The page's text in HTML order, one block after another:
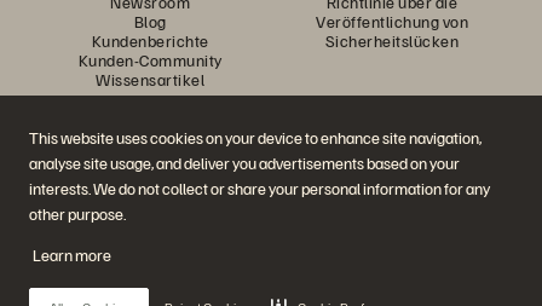
This website uses cookies on your device to enhance site navigation,
analyse site usage, and deliver you advertisements based on your
interests. We do not collect or share your personal information for any
other purpose.
Learn more
Blog
Kundenberichte
Kunden-Community
Wissensartikel
Veröffentlichung von
Sicherheitslücken
Diskutiere mit
Folgen Sie den Everpure Social Media Kanälen
Nutzungsbedingungen der Website